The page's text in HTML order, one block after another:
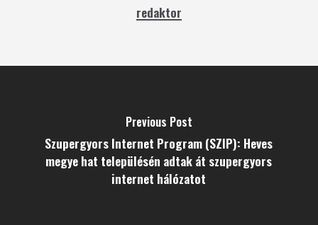
redaktor
Previous Post
Szupergyors Internet Program (SZIP): Heves
megye hat településén adtak át szupergyors
internet hálózatot